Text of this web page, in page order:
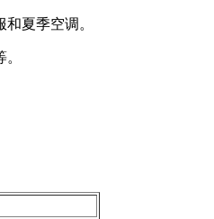
夏季空调。